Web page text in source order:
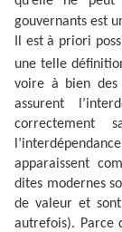
gouvernants est
Il est à priori
une telle
voire à bien des
assurent
correctement
apparaissent
dites modernes
de valeur et
autrefois). Parce